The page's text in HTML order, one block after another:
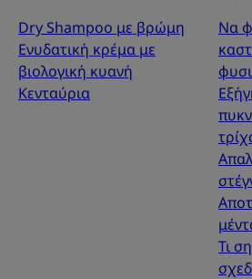
Dry Shampoo με βρώμη
Ενυδατική κρέμα με
βιολογική κυανή
Κενταύρια
Να
Τι